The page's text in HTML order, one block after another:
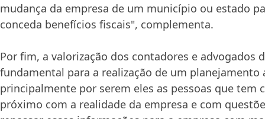
mudança da empresa de um município ou estado
conceda benefícios fiscais", complementa.
Por fim, a valorização dos contadores e advogados
fundamental para a realização de um planejamento
principalmente por serem eles as pessoas que tem
próximo com a realidade da empresa e com